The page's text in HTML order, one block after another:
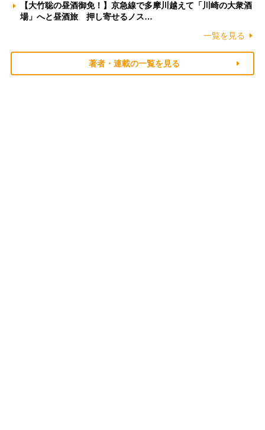
【大竹聡の昼酒御免！】京急線で多摩川越えて「川崎の大衆酒
場」へと昼酒旅 押し寄せるノス…
一覧を見る
著者・連載の一覧を見る